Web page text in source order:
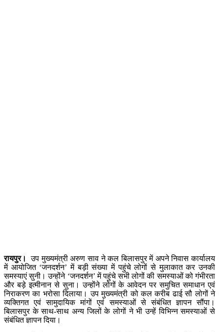
रायपुर।
उप मुख्यमंत्री अरुण साव ने कल बिलासपुर में अपने निवास कार्यालय
में आयोजित ‘जनदर्शन’ में बड़ी संख्या में पहुंचे लोगों से मुलाकात कर उनकी
समस्याएं सुनी। उन्होंने ‘जनदर्शन’ में पहुंचे सभी लोगों की समस्याओं को गंभीरता
और बड़े इत्मीनान से सुना। उन्होंने लोगों के आवेदन पर समुचित समाधान एवं
निराकरण का भरोसा दिलाया। उप मुख्यमंत्री को कल करीब ढाई सौ लोगों ने
व्यक्तिगत एवं सामुदायिक मांगों एवं समस्याओं से संबंधित ज्ञापन सौंपा।
बिलासपुर के साथ-साथ अन्य जिलों के लोगों ने भी उन्हें विभिन्न समस्याओं से
संबंधित ज्ञापन दिया।